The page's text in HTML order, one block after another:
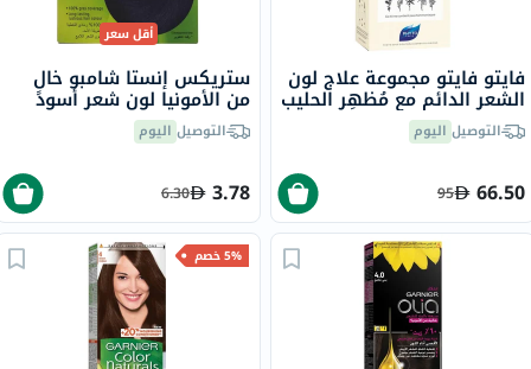
فايتو فايتو مجموعة علاج لون
الشعر الدائم مع مُظهِر الحليب
بنيالتوصيل اليوم
66.50
95
أقل سعر
ستريكس إنستا شامبو خالٍ
من الأمونيا لون شعر أسود
طبيعي 1
التوصيل اليوم
3.78
6.30
5% خصم